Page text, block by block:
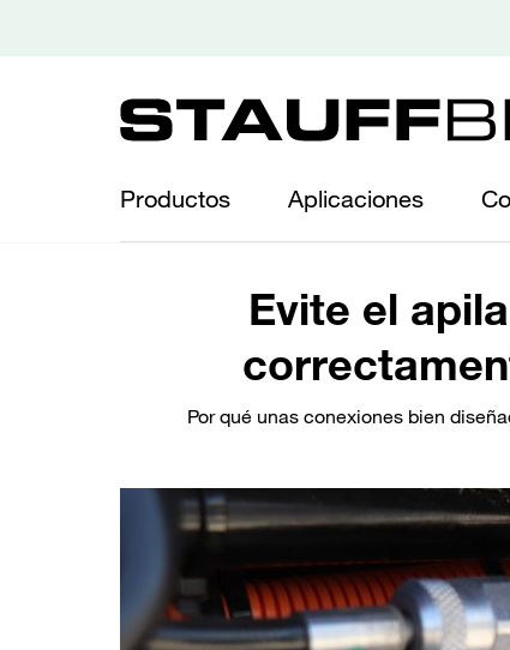
Productos Aplicaciones
Evite el
Por qué unas conexiones bien